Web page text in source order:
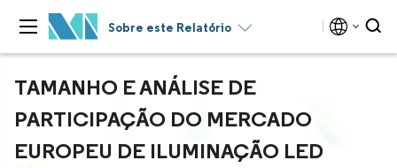
Sobre este Relatório
TAMANHO E ANÁLISE DE
PARTICIPAÇÃO DO MERCADO
EUROPEU DE ILUMINAÇÃO LED